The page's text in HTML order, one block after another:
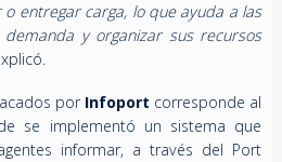
entregar carga, lo que ayuda a las
y organizar sus recursos
por Infoport corresponde al
se implementó un sistema que
informar, a través del Port